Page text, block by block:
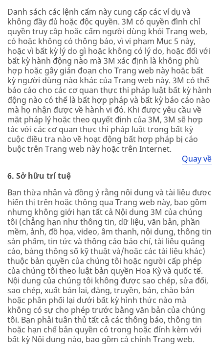
Danh sách các lệnh cấm này cung cấp các ví dụ và
không đầy đủ hoặc độc quyền. 3M có quyền đình chỉ
quyền truy cập hoặc cấm người dùng khỏi Trang web,
có hoặc không có thông báo, vì vi phạm Mục 5 này,
hoặc vì bất kỳ lý do gì hoặc không có lý do, hoặc đối với
bất kỳ hành động nào mà 3M xác định là không phù
hợp hoặc gây gián đoạn cho Trang web này hoặc bất
kỳ người dùng nào khác của Trang web này. 3M có thể
báo cáo cho các cơ quan thực thi pháp luật bất kỳ hành
động nào có thể là bất hợp pháp và bất kỳ báo cáo nào
mà họ nhận được về hành vi đó. Khi được yêu cầu về
mặt pháp lý hoặc theo quyết định của 3M, 3M sẽ hợp
tác với các cơ quan thực thi pháp luật trong bất kỳ
cuộc điều tra nào về hoạt động bất hợp pháp bị cáo
buộc trên Trang web này hoặc trên Internet.
Quay về
6. Sở hữu trí tuệ
Bạn thừa nhận và đồng ý rằng nội dung và tài liệu được
hiển thị trên hoặc thông qua Trang web này, bao gồm
nhưng không giới hạn tất cả Nội dung 3M của chúng
tôi (chẳng hạn như thông tin, dữ liệu, văn bản, phần
mềm, ảnh, đồ họa, video, âm thanh, nội dung, thông tin
sản phẩm, tin tức và thông cáo báo chí, tài liệu quảng
cáo, bảng thông số kỹ thuật và/hoặc các tài liệu khác)
thuộc bản quyền của chúng tôi hoặc người cấp phép
của chúng tôi theo luật bản quyền Hoa Kỳ và quốc tế.
Nội dung của chúng tôi không được sao chép, sửa đổi,
sao chép, xuất bản lại, đăng, truyền, bán, chào bán
hoặc phân phối lại dưới bất kỳ hình thức nào mà
không có sự cho phép trước bằng văn bản của chúng
tôi. Bạn phải tuân thủ tất cả các thông báo, thông tin
hoặc hạn chế bản quyền có trong hoặc đính kèm với
bất kỳ Nội dung nào, bao gồm cả chính Trang web.